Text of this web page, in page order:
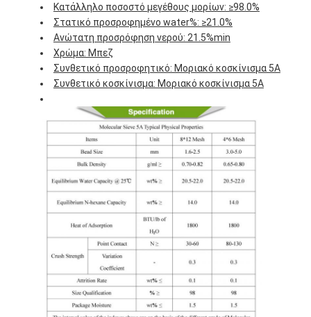
Κατάλληλο ποσοστό μεγέθους μορίων: ≥98.0%
Στατικό προσροφημένο water%: ≥21.0%
Ανώτατη προσρόφηση νερού: 21.5%min
Χρώμα: Μπεζ
Συνθετικό προσροφητικό: Μοριακό κοσκίνισμα 5A
Συνθετικό κοσκίνισμα: Μοριακό κοσκίνισμα 5A